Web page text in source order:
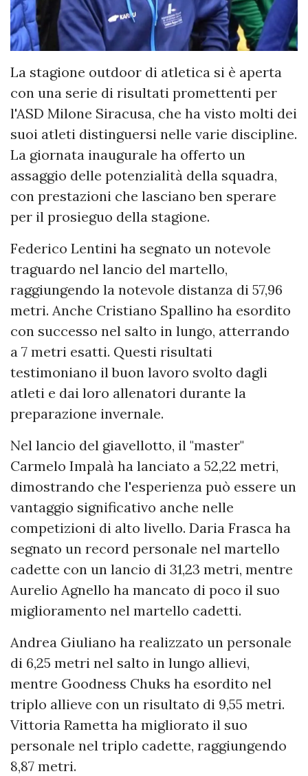
La stagione outdoor di atletica si è aperta
con una serie di risultati promettenti per
l'ASD Milone Siracusa, che ha visto molti dei
suoi atleti distinguersi nelle varie discipline.
La giornata inaugurale ha offerto un
assaggio delle potenzialità della squadra,
con prestazioni che lasciano ben sperare
per il prosieguo della stagione.
Federico Lentini ha segnato un notevole
traguardo nel lancio del martello,
raggiungendo la notevole distanza di 57,96
metri. Anche Cristiano Spallino ha esordito
con successo nel salto in lungo, atterrando
a 7 metri esatti. Questi risultati
testimoniano il buon lavoro svolto dagli
atleti e dai loro allenatori durante la
preparazione invernale.
Nel lancio del giavellotto, il "master"
Carmelo Impalà ha lanciato a 52,22 metri,
dimostrando che l'esperienza può essere un
vantaggio significativo anche nelle
competizioni di alto livello. Daria Frasca ha
segnato un record personale nel martello
cadette con un lancio di 31,23 metri, mentre
Aurelio Agnello ha mancato di poco il suo
miglioramento nel martello cadetti.
Andrea Giuliano ha realizzato un personale
di 6,25 metri nel salto in lungo allievi,
mentre Goodness Chuks ha esordito nel
triplo allieve con un risultato di 9,55 metri.
Vittoria Rametta ha migliorato il suo
personale nel triplo cadette, raggiungendo
8,87 metri.